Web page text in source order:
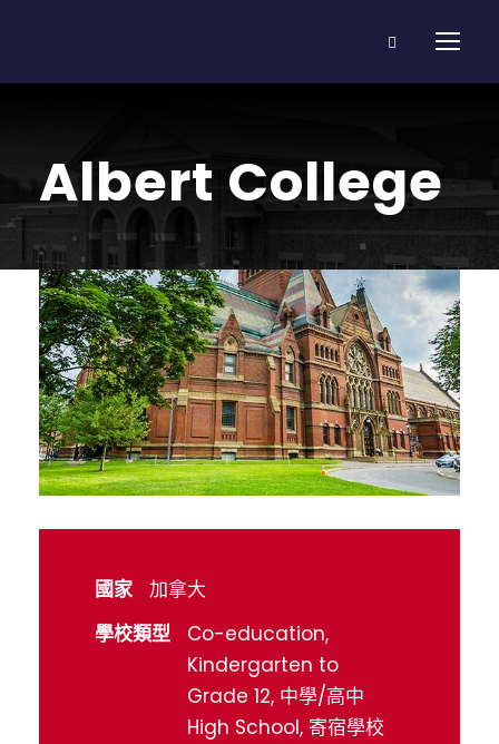
Albert College
國家
加拿大
學校類型
Co-education,
Kindergarten to
Grade 12, 中學/高中
High School, 寄宿學校